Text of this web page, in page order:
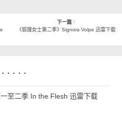
下一篇
《狐狸女士第二季》Signora Volpe 迅雷下载
· · ·
至二季 In the Flesh 迅雷下载